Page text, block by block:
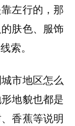
左行的，那
肤色、服饰
索。
市地区怎么
地貌也都是
香蕉等说明